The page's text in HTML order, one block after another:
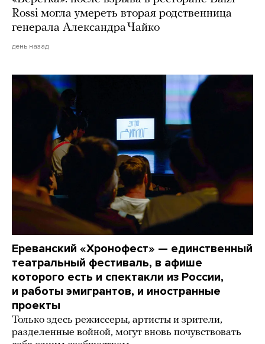
Rossi могла умереть вторая родственница
генерала Александра Чайко
день назад
Ереванский «Хронофест» — единственный
театральный фестиваль, в афише
которого есть и спектакли из России,
и работы эмигрантов, и иностранные
проекты
Только здесь режиссеры, артисты и зрители,
разделенные войной, могут вновь почувствовать